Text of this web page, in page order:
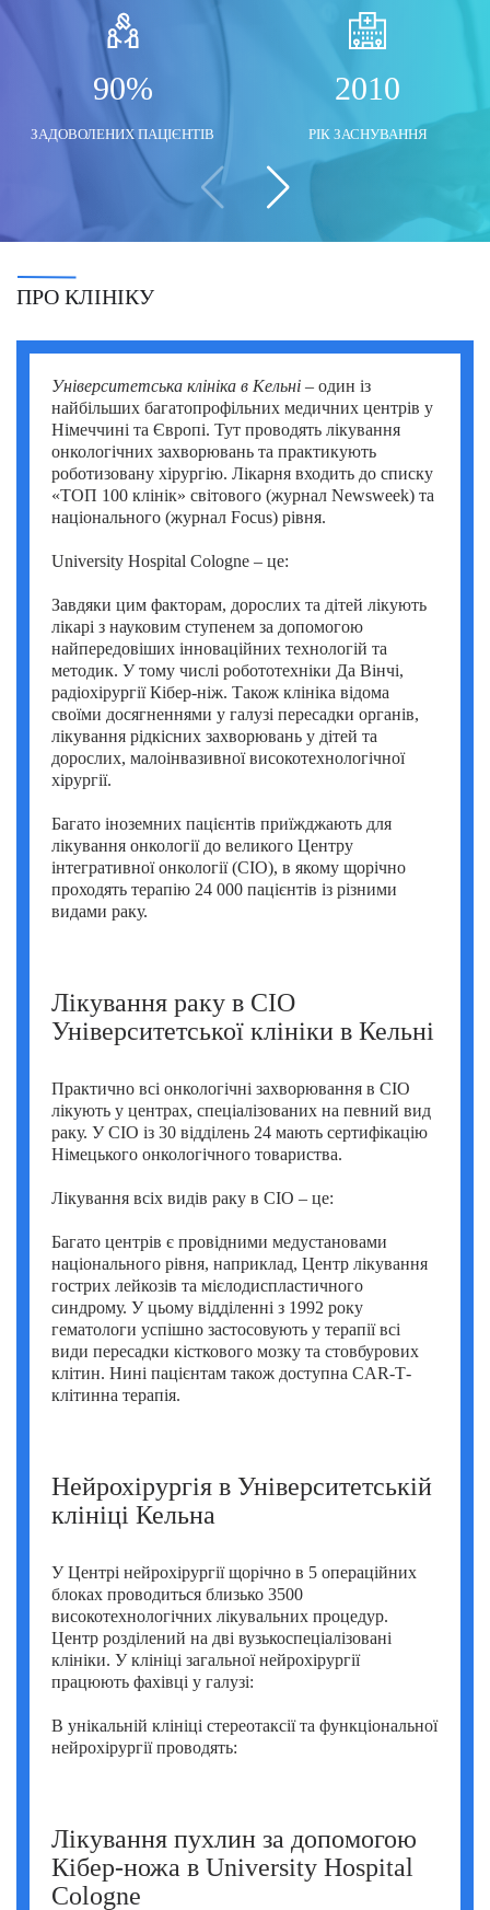
Моше Інбар (Moshe Inbar)
Моше Паппа (Moshe Pappa)
Мустафа Оздоган (Mustafa Ozdogan)
Озкан Їлдиз (Ozkan Yildiz)
Саваш Туна (Savas Tuna)
Семіх Халезероглу (Semih Halezeroglu)
Серкан Кескін (Serkan Keskin)
Сіван Шамаї (Sivan Shamai)
Тамар Сафра (Tamar Safra)
Тахсін Озатлі (Tahsin Ozatli)
Умут Демірджи (Umut Demirci)
Фатіх Айдоган (Fatih Aydogan)
Хале Башак Чалар (Hale Basak Caglar)
Хамдулла Созен (Hamdullah Sozen)
Яків Шехтер (Jacob Schechter)
Шимон Маймон (Shimon Maimon)
Шломи Константини (Shlomi Constantini)
Шломо Давидович (Shlomo Davidovich)
Саліх Марангоз (Salih Marangoz)
Сегев Ейтан (Segev Eitan)
Халук Чабук (Haluk Cabuk)
90%
ЗАДОВОЛЕНИХ ПАЦІЄНТІВ
2010
РІК ЗАСНУВАННЯ
ПРО КЛІНІКУ
Університетська клініка в Кельні – один із
найбільших багатопрофільних медичних центрів у
Німеччині та Європі. Тут проводять лікування
онкологічних захворювань та практикують
роботизовану хірургію. Лікарня входить до списку
«ТОП 100 клінік» світового (журнал Newsweek) та
національного (журнал Focus) рівня.
University Hospital Cologne – це:
Завдяки цим факторам, дорослих та дітей лікують
лікарі з науковим ступенем за допомогою
найпередовіших інноваційних технологій та
методик. У тому числі робототехніки Да Вінчі,
радіохірургії Кібер-ніж. Також клініка відома
своїми досягненнями у галузі пересадки органів,
лікування рідкісних захворювань у дітей та
дорослих, малоінвазивної високотехнологічної
хірургії.
Багато іноземних пацієнтів приїжджають для
лікування онкології до великого Центру
інтегративної онкології (CIO), в якому щорічно
проходять терапію 24 000 пацієнтів із різними
видами раку.
Лікування раку в CIO
Університетської клініки в Кельні
Практично всі онкологічні захворювання в CIO
лікують у центрах, спеціалізованих на певний вид
раку. У CIO із 30 відділень 24 мають сертифікацію
Німецького онкологічного товариства.
Лікування всіх видів раку в CIO – це:
Багато центрів є провідними медустановами
національного рівня, наприклад, Центр лікування
гострих лейкозів та мієлодиспластичного
синдрому. У цьому відділенні з 1992 року
гематологи успішно застосовують у терапії всі
види пересадки кісткового мозку та стовбурових
клітин. Нині пацієнтам також доступна CAR-Т-
клітинна терапія.
Нейрохірургія в Університетській
клініці Кельна
У Центрі нейрохірургії щорічно в 5 операційних
блоках проводиться близько 3500
високотехнологічних лікувальних процедур.
Центр розділений на дві вузькоспеціалізовані
клініки. У клініці загальної нейрохірургії
працюють фахівці у галузі:
В унікальній клініці стереотаксії та функціональної
нейрохірургії проводять:
Лікування пухлин за допомогою
Кібер-ножа в University Hospital
Cologne